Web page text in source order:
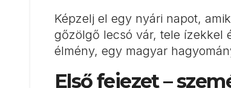
Képzelj el egy nyári napot,
gőzölgő lecsó vár, tele ízekkel
élmény, egy magyar
Első fejezet –